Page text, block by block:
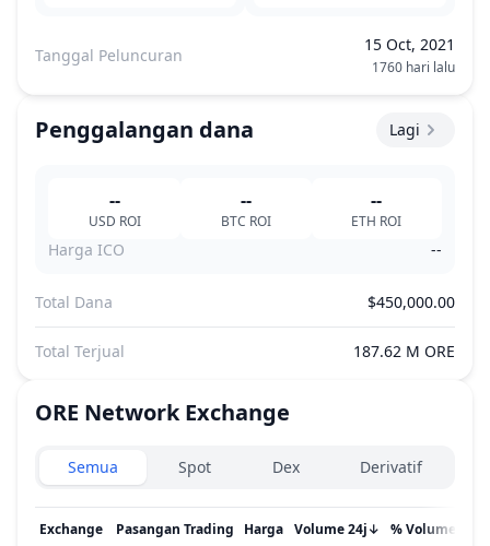
Tanggal Peluncuran
15 Oct, 2021
1760 hari lalu
Penggalangan dana Lagi
--
USD ROI
--
BTC ROI
--
ETH ROI
Harga ICO --
Total Dana $450,000.00
Total Terjual 187.62 M ORE
ORE Network Exchange
Exchanges type
Semua Spot Dex Derivatif
Exchange Pasangan Trading Harga ↓
Volume 24j % Volume